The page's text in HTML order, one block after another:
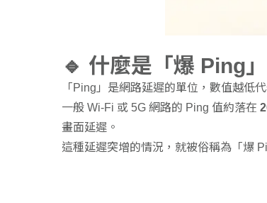
🔹 什麼是「爆 Ping
「Ping」是網路延遲的單位，數值越低
一般 Wi-Fi 或 5G 網路的 Ping 值約落在
畫面延遲。
這種延遲突增的情況，就被俗稱為「爆